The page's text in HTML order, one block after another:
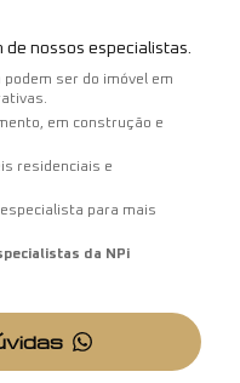
nossos especialistas.
ser do imóvel em
em construção e
residenciais e
para mais
da NPi